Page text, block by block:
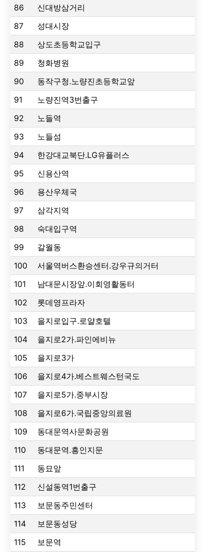
86
신대방삼거리
87
성대시장
88
상도초등학교입구
89
청화병원
90
동작구청.노량진초등학교앞
91
노량진역3번출구
92
노들역
93
노들섬
94
한강대교북단.LG유플러스
95
신용산역
96
용산우체국
97
삼각지역
98
숙대입구역
99
갈월동
100
서울역버스환승센터.강우규의거터
101
남대문시장앞.이회영활동터
102
롯데영프라자
103
을지로입구.로얄호텔
104
을지로2가.파인에비뉴
105
을지로3가
106
을지로4가.베스트웨스턴국도
107
을지로5가.중부시장
108
을지로6가.국립중앙의료원
109
동대문역사문화공원
110
동대문역.흥인지문
111
동묘앞
112
신설동역1번출구
113
보문동주민센터
114
보문동성당
115
보문역